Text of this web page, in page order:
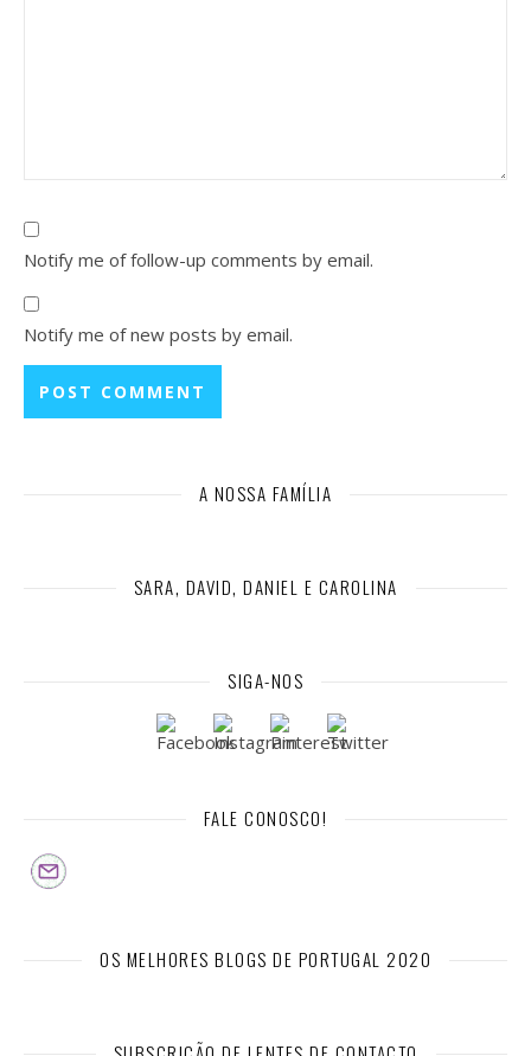
Notify me of follow-up comments by email.
Notify me of new posts by email.
A NOSSA FAMÍLIA
SARA, DAVID, DANIEL E CAROLINA
SIGA-NOS
FALE CONOSCO!
OS MELHORES BLOGS DE PORTUGAL 2020